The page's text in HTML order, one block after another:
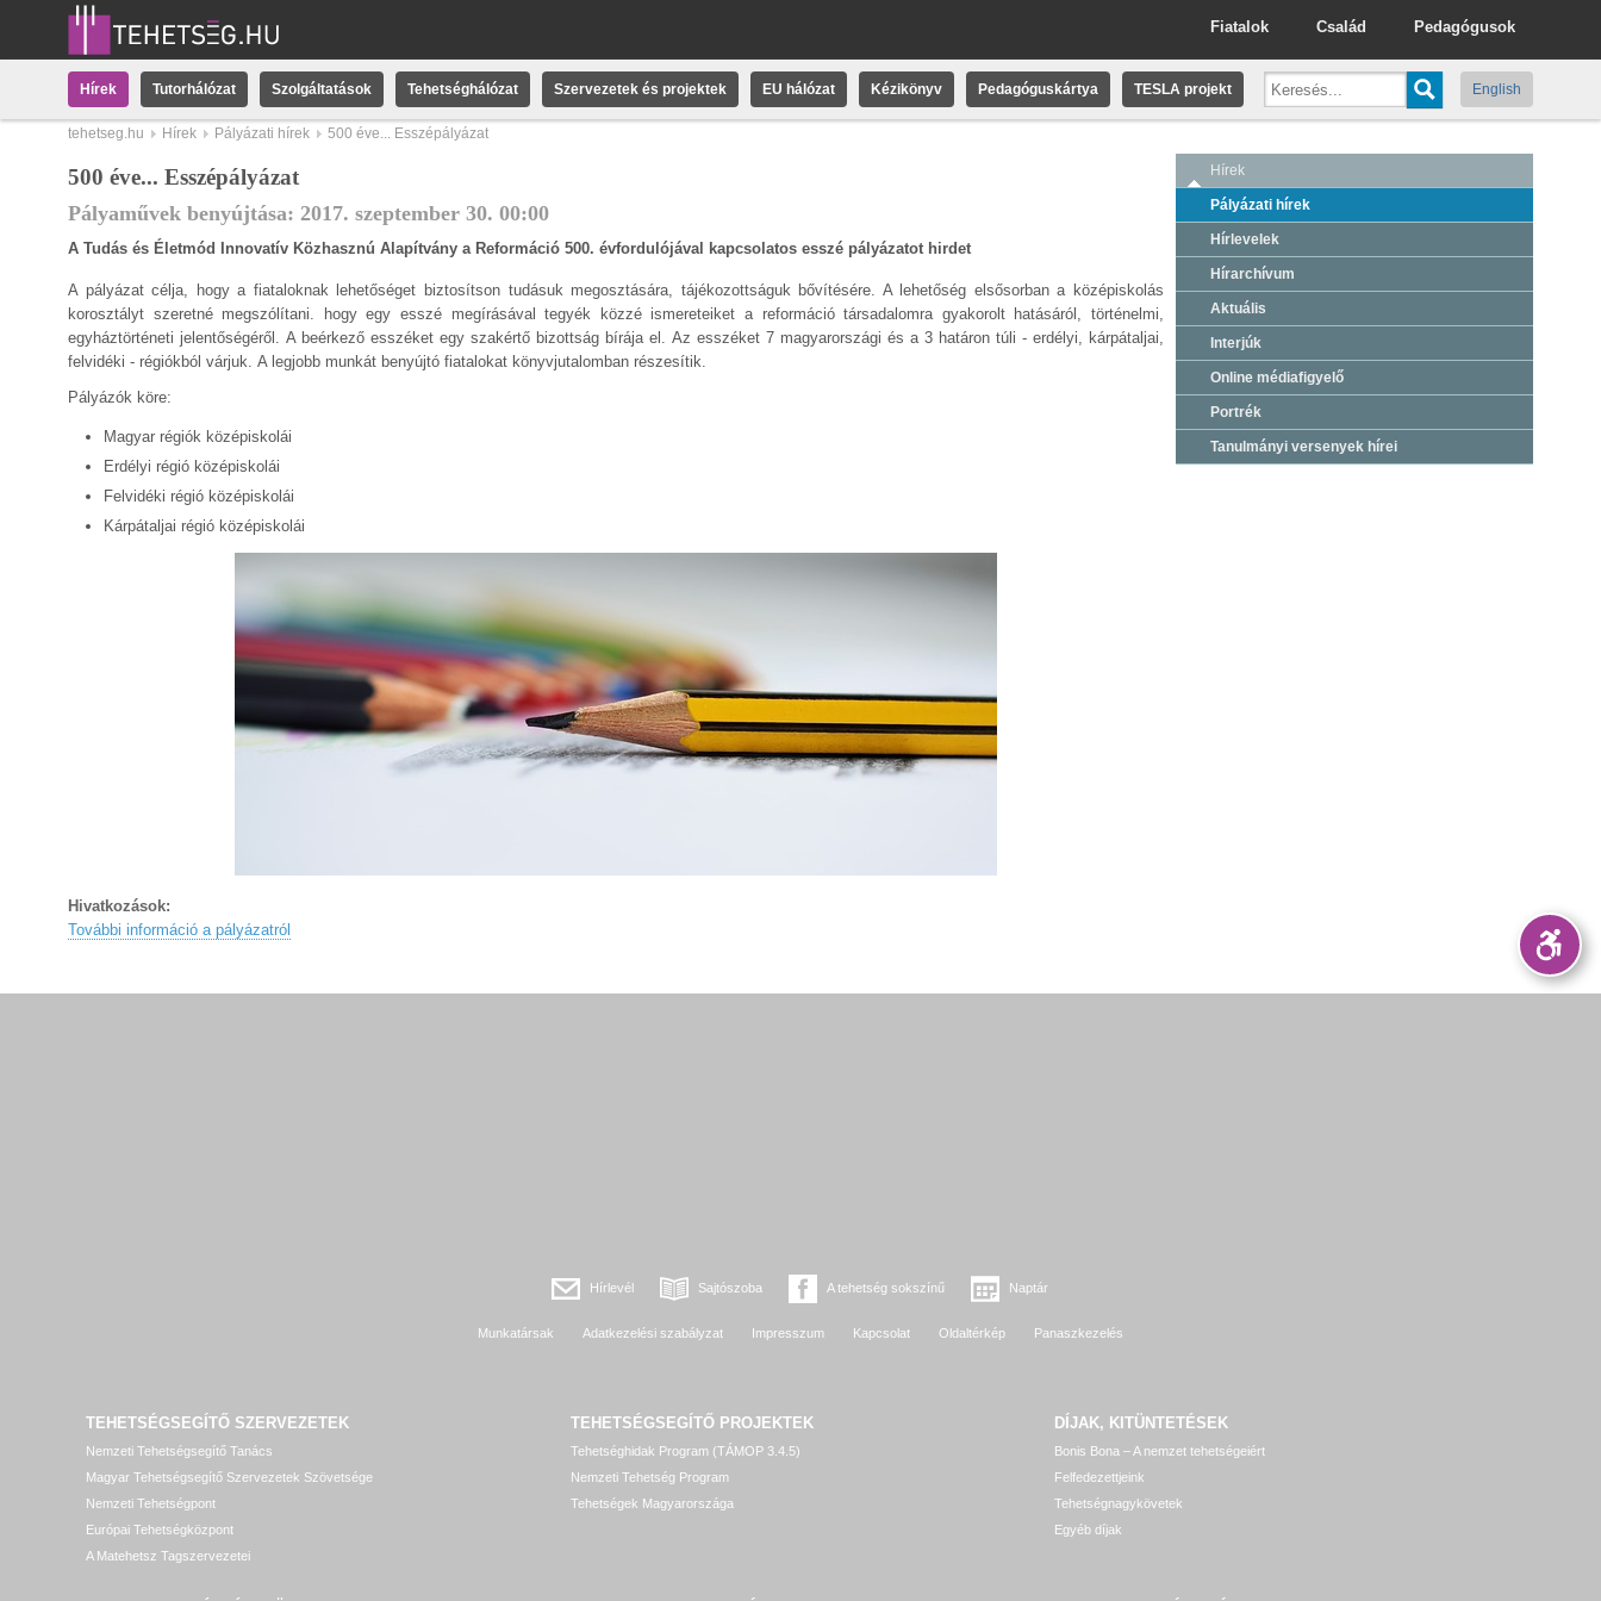
Pedagógusok
Család
Fiatalok
Hírek Tutorhálózat Szolgáltatások Tehetséghálózat Szervezetek és projektek EU hálózat Kézikönyv Pedagóguskártya TESLA projekt English
tehetseg.hu Hírek Pályázati hírek 500 éve... Esszépályázat
500 éve... Esszépályázat
Pályaművek benyújtása: 2017. szeptember 30. 00:00
A Tudás és Életmód Innovatív Közhasznú Alapítvány a Reformáció 500. évfordulójával kapcsolatos esszé pályázatot hirdet
A pályázat célja, hogy a fiataloknak lehetőséget biztosítson tudásuk megosztására, tájékozottságuk bővítésére. A lehetőség elsősorban a középiskolás
korosztályt szeretné megszólítani. hogy egy esszé megírásával tegyék közzé ismereteiket a reformáció társadalomra gyakorolt hatásáról, történelmi,
egyháztörténeti jelentőségéről. A beérkező esszéket egy szakértő bizottság bírája el. Az esszéket 7 magyarországi és a 3 határon túli - erdélyi, kárpátaljai,
felvidéki - régiókból várjuk. A legjobb munkát benyújtó fiatalokat könyvjutalomban részesítik.
Pályázók köre:
Magyar régiók középiskolái
Erdélyi régió középiskolái
Felvidéki régió középiskolái
Kárpátaljai régió középiskolái
Hivatkozások:
További információ a pályázatról
Hírek
Pályázati hírek
Hírlevelek
Hírarchívum
Aktuális
Interjúk
Online médiafigyelő
Portrék
Tanulmányi versenyek hírei
Hírlevél Sajtószoba A tehetség sokszínű Naptár
Munkatársak Adatkezelési szabályzat Impresszum Kapcsolat Oldaltérkép Panaszkezelés
TEHETSÉGSEGÍTŐ SZERVEZETEK
Nemzeti Tehetségsegítő Tanács
Magyar Tehetségsegítő Szervezetek Szövetsége
Nemzeti Tehetségpont
Európai Tehetségközpont
A Matehetsz Tagszervezetei
TEHETSÉGSEGÍTŐ PROJEKTEK
Tehetséghidak Program (TÁMOP 3.4.5)
Nemzeti Tehetség Program
Tehetségek Magyarországa
DÍJAK, KITÜNTETÉSEK
Bonis Bona – A nemzet tehetségeiért
Felfedezettjeink
Tehetségnagykövetek
Egyéb díjak